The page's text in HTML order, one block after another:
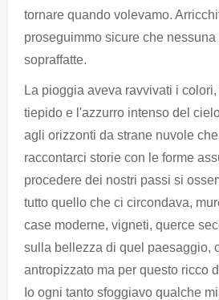
tornare quando volevamo.
proseguimmo sicure che
sopraffatte.
La pioggia aveva ravvivati i
tiepido e l'azzurro intenso del
agli orizzonti da strane nuvole
raccontarci storie con le forme
procedere dei nostri passi si
tutto quello che ci circondava,
case moderne, vigneti, querce
sulla bellezza di quel paesaggio,
antropizzato ma per questo ricco
Io ogni tanto sfoggiavo qualche